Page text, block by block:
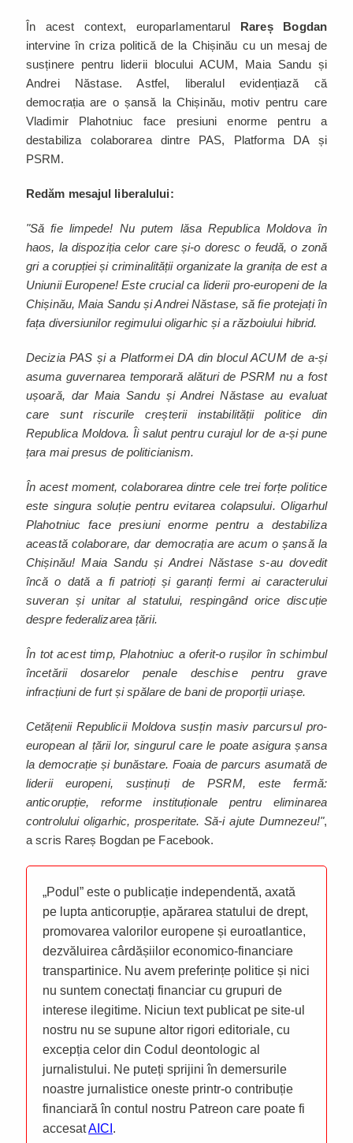
În acest context, europarlamentarul Rareș Bogdan
intervine în criza politică de la Chișinău cu un mesaj de
susținere pentru liderii blocului ACUM, Maia Sandu și
Andrei Năstase. Astfel, liberalul evidențiază că
democrația are o șansă la Chișinău, motiv pentru care
Vladimir Plahotniuc face presiuni enorme pentru a
destabiliza colaborarea dintre PAS, Platforma DA și
PSRM.
Redăm mesajul liberalului:
"Să fie limpede! Nu putem lăsa Republica Moldova în
haos, la dispoziția celor care și-o doresc o feudă, o zonă
gri a corupției și criminalității organizate la granița de est a
Uniunii Europene! Este crucial ca liderii pro-europeni de la
Chișinău, Maia Sandu și Andrei Năstase, să fie protejați în
fața diversiunilor regimului oligarhic și a războiului hibrid.
Decizia PAS și a Platformei DA din blocul ACUM de a-și
asuma guvernarea temporară alături de PSRM nu a fost
ușoară, dar Maia Sandu și Andrei Năstase au evaluat
care sunt riscurile creșterii instabilității politice din
Republica Moldova. Îi salut pentru curajul lor de a-și pune
țara mai presus de politicianism.
În acest moment, colaborarea dintre cele trei forțe politice
este singura soluție pentru evitarea colapsului. Oligarhul
Plahotniuc face presiuni enorme pentru a destabiliza
această colaborare, dar democrația are acum o șansă la
Chișinău! Maia Sandu și Andrei Năstase s-au dovedit
încă o dată a fi patrioți și garanți fermi ai caracterului
suveran și unitar al statului, respingând orice discuție
despre federalizarea țării.
În tot acest timp, Plahotniuc a oferit-o rușilor în schimbul
încetării dosarelor penale deschise pentru grave
infracțiuni de furt și spălare de bani de proporții uriașe.
Cetățenii Republicii Moldova susțin masiv parcursul pro-
european al țării lor, singurul care le poate asigura șansa
la democrație și bunăstare. Foaia de parcurs asumată de
liderii europeni, susținuți de PSRM, este fermă:
anticorupție, reforme instituționale pentru eliminarea
controlului oligarhic, prosperitate. Să-i ajute Dumnezeu!",
a scris Rareș Bogdan pe Facebook.
„Podul” este o publicație independentă, axată
pe lupta anticorupție, apărarea statului de drept,
promovarea valorilor europene și euroatlantice,
dezvăluirea cârdășiilor economico-financiare
transpartinice. Nu avem preferințe politice și nici
nu suntem conectați financiar cu grupuri de
interese ilegitime. Niciun text publicat pe site-ul
nostru nu se supune altor rigori editoriale, cu
excepția celor din Codul deontologic al
jurnalistului. Ne puteți sprijini în demersurile
noastre jurnalistice oneste printr-o contribuție
financiară în contul nostru Patreon care poate fi
accesatAICI .